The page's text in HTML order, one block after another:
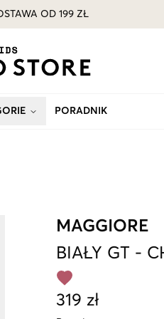
OD 199 ZŁ
PORADNIK
MAGGIORE
BIAŁY GT -
319 zł